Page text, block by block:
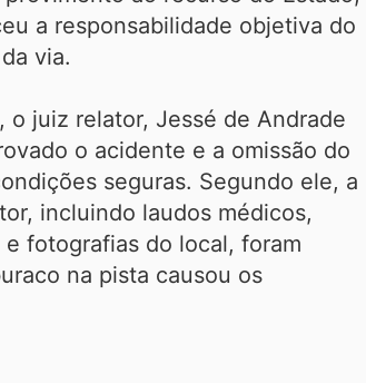
a responsabilidade objetiva do
via.
juiz relator, Jessé de Andrade
o acidente e a omissão do
seguras. Segundo ele, a
incluindo laudos médicos,
fotografias do local, foram
na pista causou os